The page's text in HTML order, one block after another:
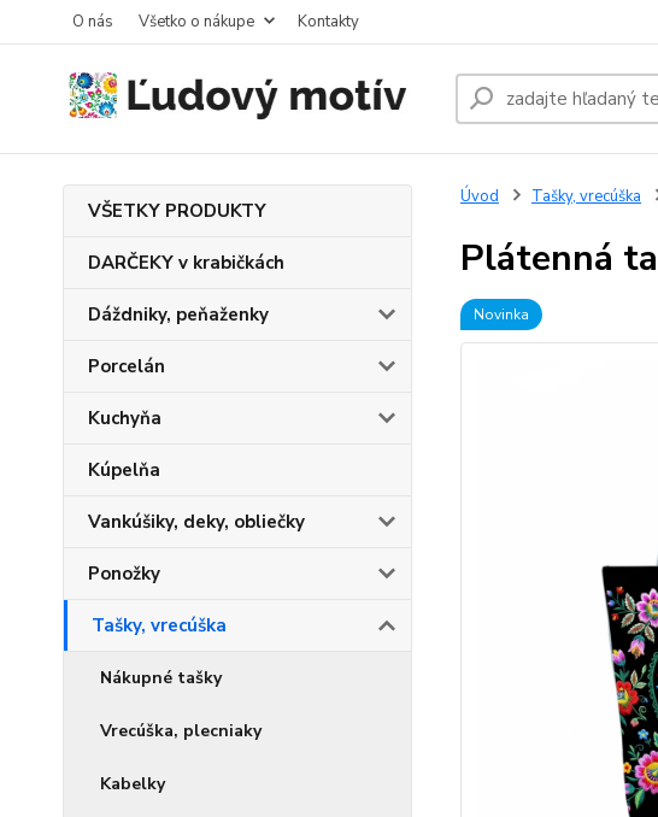
O nás Všetko o nákupe Kontakty
VŠETKY PRODUKTY
DARČEKY v krabičkách
Dáždniky, peňaženky
Porcelán
Kuchyňa
Kúpelňa
Vankúšiky, deky, obliečky
Ponožky
Tašky, vrecúška
Nákupné tašky
Vrecúška, plecniaky
Kabelky
Úvod Tašky, vrecúška
Plátenná
Novinka